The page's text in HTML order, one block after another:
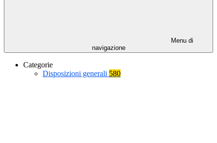
Menu di
navigazione
Categorie
Disposizioni generali 580